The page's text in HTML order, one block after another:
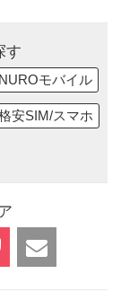
す
NUROモバイル
安SIM/スマホ